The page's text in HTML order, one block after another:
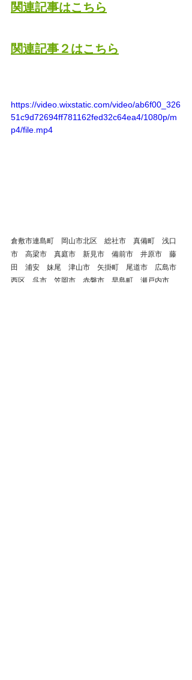
関連記事はこちら
関連記事２はこちら
https://video.wixstatic.com/video/ab6f00_326
51c9d72694ff781162fed32c64ea4/1080p/m
p4/file.mp4
倉敷市連島町　岡山市北区　総社市　真備町　浅口
市　高梁市　真庭市　新見市　備前市　井原市　藤
田　浦安　妹尾　津山市　矢掛町　尾道市　広島市
西区　呉市　笠岡市　赤磐市　早島町　瀬戸内市